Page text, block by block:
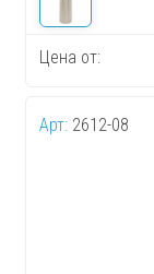
Цена от:
Арт: 2612-08